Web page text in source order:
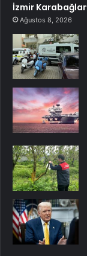
İzmir
Ağustos 8, 2026